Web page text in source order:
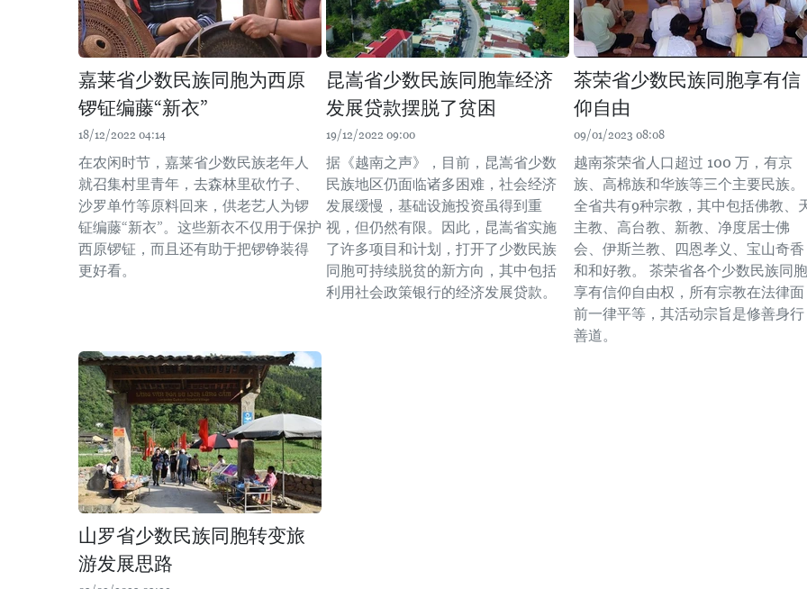
嘉莱省少数民族同胞为西原
锣钲编藤“新衣”
18/12/2022 04:14
在农闲时节，嘉莱省少数民族老年人
就召集村里青年，去森林里砍竹子、
沙罗单竹等原料回来，供老艺人为锣
钲编藤“新衣”。这些新衣不仅用于保护
西原锣钲，而且还有助于把锣铮装得
更好看。
昆嵩省少数民族同胞靠经济
发展贷款摆脱了贫困
19/12/2022 09:00
据《越南之声》，目前，昆嵩省少数
民族地区仍面临诸多困难，社会经济
发展缓慢，基础设施投资虽得到重
视，但仍然有限。因此，昆嵩省实施
了许多项目和计划，打开了少数民族
同胞可持续脱贫的新方向，其中包括
利用社会政策银行的经济发展贷款。
茶荣省少数民族同胞享有信
仰自由
09/01/2023 08:08
越南茶荣省人口超过 100 万，有京
族、高棉族和华族等三个主要民族。
全省共有9种宗教，其中包括佛教、
主教、高台教、新教、净度居士佛
会、伊斯兰教、四恩孝义、宝山奇香
和和好教。 茶荣省各个少数民族同胞
享有信仰自由权，所有宗教在法律面
前一律平等，其活动宗旨是修善身行
善道。
山罗省少数民族同胞转变旅
游发展思路